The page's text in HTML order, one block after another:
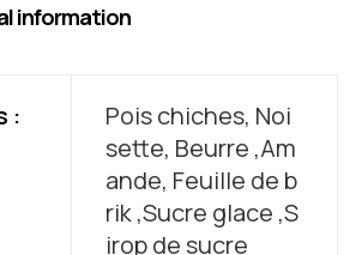
information
:
Pois chiches, Noi
sette, Beurre ,Am
ande, Feuille de b
rik ,Sucre glace ,S
irop de sucre